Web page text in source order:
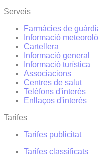
Serveis
Farmàcies de
Informació
Cartellera
Informació general
Informació turística
Associacions
Centres de salut
Telèfons d'interès
Enllaços d'interés
Tarifes
Tarifes publicitat
Tarifes classificats